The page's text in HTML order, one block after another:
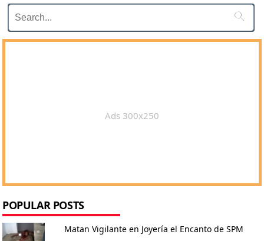

Ads 300x250
POPULAR POSTS
Matan Vigilante en Joyería el Encanto de SPM